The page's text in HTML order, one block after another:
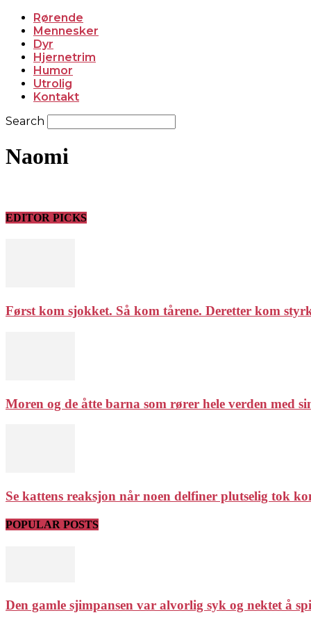
Rørende
Mennesker
Dyr
Hjernetrim
Humor
Utrolig
Kontakt
Search
Naomi
EDITOR PICKS
Først kom sjokket. Så kom tårene. Deretter kom
Moren og de åtte barna som rører hele verden med
Se kattens reaksjon når noen delfiner plutselig tok
POPULAR POSTS
Den gamle sjimpansen var alvorlig syk og nektet å